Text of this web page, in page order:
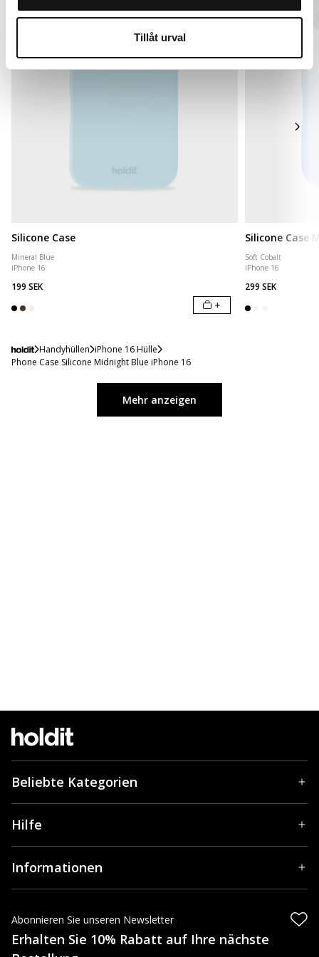
Tillåt urval
Silicone Case
Mineral Blue
iPhone 16
199 SEK
+
Silicone Case
Soft Cobalt
iPhone 16
299 SEK
Handyhüllen iPhone 16 Hülle
Phone Case Silicone Midnight Blue iPhone 16
Mehr anzeigen
Beliebte Kategorien
Hilfe
Informationen
Abonnieren Sie unseren Newsletter
Erhalten Sie 10% Rabatt auf Ihre nächste